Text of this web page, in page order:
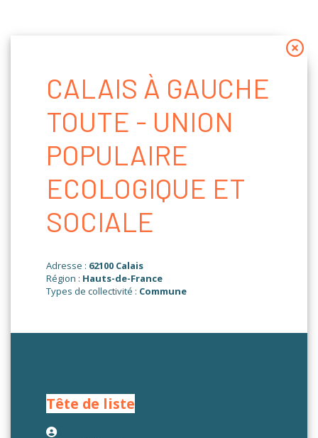
CALAIS À GAUCHE
TOUTE - UNION
POPULAIRE
ECOLOGIQUE ET
SOCIALE
Adresse : 62100 Calais
Région : Hauts-de-France
Types de collectivité : Commune
Tête de liste